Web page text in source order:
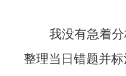
我没有急着
整理当日错题并